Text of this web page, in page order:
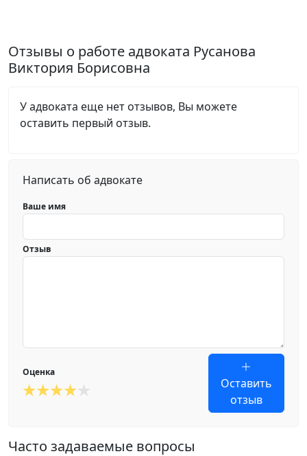
Отзывы о работе адвоката Русанова
Виктория Борисовна
У адвоката еще нет отзывов, Вы можете
оставить первый отзыв.
Написать об адвокате
Ваше имя
Отзыв
Оценка
Оставить
отзыв
Часто задаваемые вопросы